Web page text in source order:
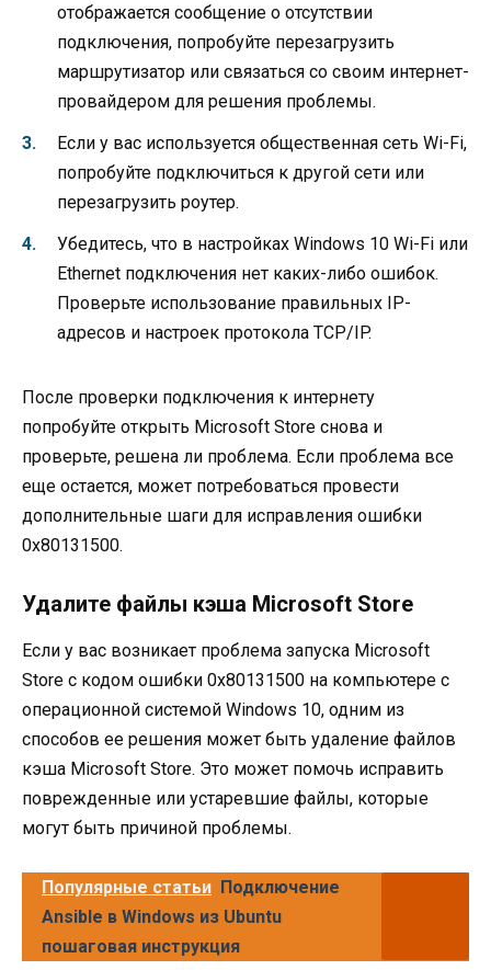
отображается сообщение о отсутствии
подключения, попробуйте перезагрузить
маршрутизатор или связаться со своим интернет-
провайдером для решения проблемы.
Если у вас используется общественная сеть Wi-Fi,
попробуйте подключиться к другой сети или
перезагрузить роутер.
Убедитесь, что в настройках Windows 10 Wi-Fi или
Ethernet подключения нет каких-либо ошибок.
Проверьте использование правильных IP-
адресов и настроек протокола TCP/IP.
После проверки подключения к интернету
попробуйте открыть Microsoft Store снова и
проверьте, решена ли проблема. Если проблема все
еще остается, может потребоваться провести
дополнительные шаги для исправления ошибки
0x80131500.
Удалите файлы кэша Microsoft Store
Если у вас возникает проблема запуска Microsoft
Store с кодом ошибки 0x80131500 на компьютере с
операционной системой Windows 10, одним из
способов ее решения может быть удаление файлов
кэша Microsoft Store. Это может помочь исправить
поврежденные или устаревшие файлы, которые
могут быть причиной проблемы.
Популярные статьи Подключение
Ansible в Windows из Ubuntu
пошаговая инструкция